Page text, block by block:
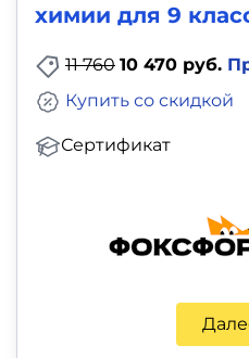
химии для 9
11 760 10 470 руб.
Сертификат
Купить со скидкой